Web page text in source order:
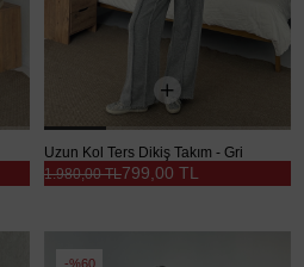
Uzun Kol Ters Dikiş Takım - Gri
799,00 TL
1.980,00 TL
%60